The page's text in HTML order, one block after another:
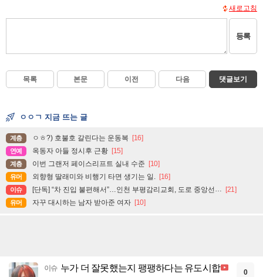
새로고침
등록
목록 본문 이전 다음 댓글보기
ㅇㅇㄱ 지금 뜨는 글
계층 ㅇㅎ?) 호불호 갈린다는 운동복 [16]
연예 옥동자 아들 정시후 근황 [15]
계층 이번 그랜저 페이스리프트 실내 수준 [10]
유머 외향형 딸래미와 비행기 타면 생기는 일. [16]
이슈 [단독] “차 진입 불편해서”…인천 부평감리교회, 도로 중앙선 ‘검은 페인트’로 지워 [21]
유머 자꾸 대시하는 남자 받아준 여자 [10]
이슈 누가 더 잘못했는지 팽팽하다는 유도시합 0